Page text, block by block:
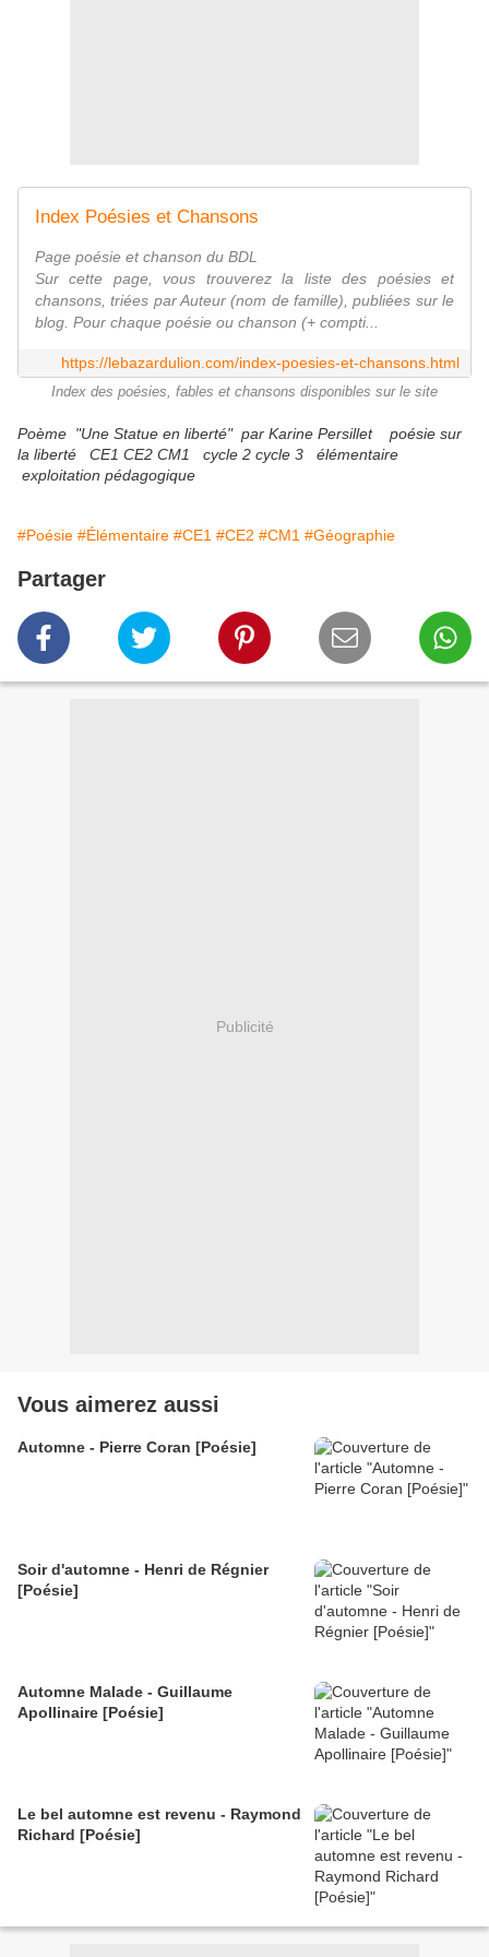
Index Poésies et Chansons
Page poésie et chanson du BDL
Sur cette page, vous trouverez la liste des poésies et
chansons, triées par Auteur (nom de famille), publiées sur le
blog. Pour chaque poésie ou chanson (+ compti...
https://lebazardulion.com/index-poesies-et-chansons.html
Index des poésies, fables et chansons disponibles sur le site
Poème "Une Statue en liberté" par Karine Persillet poésie sur
la liberté CE1 CE2 CM1 cycle 2 cycle 3 élémentaire
exploitation pédagogique
#Poésie #Élémentaire #CE1 #CE2 #CM1 #Géographie
Partager
Publicité
Vous aimerez aussi
Automne - Pierre Coran [Poésie]
Soir d'automne - Henri de Régnier
[Poésie]
Automne Malade - Guillaume
Apollinaire [Poésie]
Le bel automne est revenu - Raymond
Richard [Poésie]